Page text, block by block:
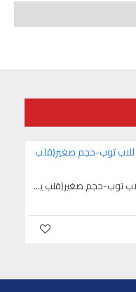
أيقونة لاصقة للاب توب-حجم صغير(قلب يسوع)